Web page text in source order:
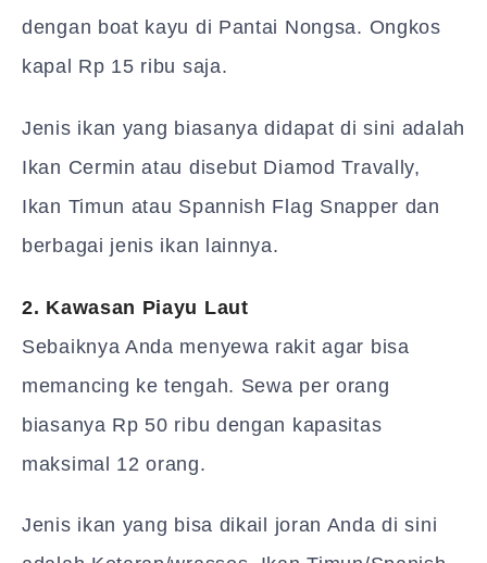
dengan boat kayu di Pantai Nongsa. Ongkos
kapal Rp 15 ribu saja.
Jenis ikan yang biasanya didapat di sini adalah
Ikan Cermin atau disebut Diamod Travally,
Ikan Timun atau Spannish Flag Snapper dan
berbagai jenis ikan lainnya.
2. Kawasan Piayu Laut
Sebaiknya Anda menyewa rakit agar bisa
memancing ke tengah. Sewa per orang
biasanya Rp 50 ribu dengan kapasitas
maksimal 12 orang.
Jenis ikan yang bisa dikail joran Anda di sini